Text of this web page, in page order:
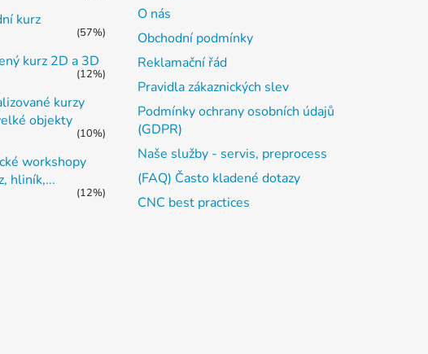
kurz
(57%)
kurz 2D a 3D
(12%)
kurzy
objekty
(10%)
workshopy
hliník,...
(12%)
O nás
Obchodní podmínky
Reklamační řád
Pravidla zákaznických slev
Podmínky ochrany osobních údajů
(GDPR)
Naše služby - servis, preprocess
(FAQ) Často kladené dotazy
CNC best practices